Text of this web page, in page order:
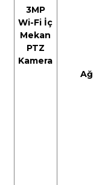
3MP
Wi-Fi İç
Mekan
PTZ
Kamera
Ağ